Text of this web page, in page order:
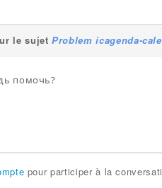
le sujetProblem icagenda-
помочь?
pour participer à la